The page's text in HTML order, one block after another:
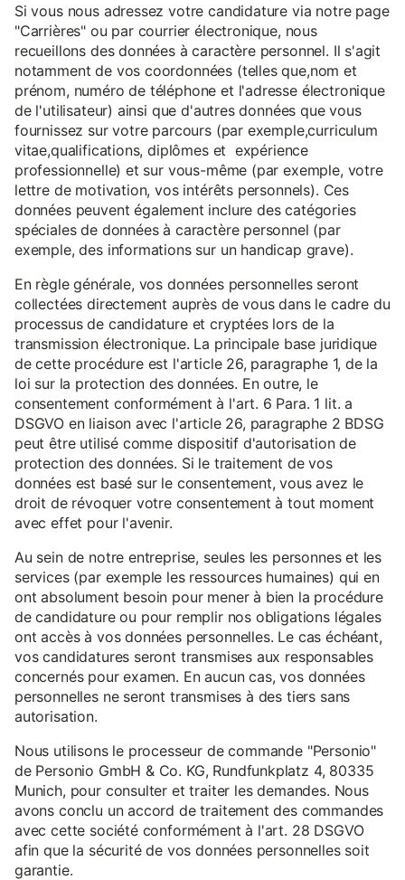
Si vous nous adressez votre candidature via notre page
"Carrières" ou par courrier électronique, nous
recueillons des données à caractère personnel. Il s'agit
notamment de vos coordonnées (telles que,nom et
prénom, numéro de téléphone et l'adresse électronique
de l'utilisateur) ainsi que d'autres données que vous
fournissez sur votre parcours (par exemple,curriculum
vitae,qualifications, diplômes et expérience
professionnelle) et sur vous-même (par exemple, votre
lettre de motivation, vos intérêts personnels). Ces
données peuvent également inclure des catégories
spéciales de données à caractère personnel (par
exemple, des informations sur un handicap grave).
En règle générale, vos données personnelles seront
collectées directement auprès de vous dans le cadre du
processus de candidature et cryptées lors de la
transmission électronique. La principale base juridique
de cette procédure est l'article 26, paragraphe 1, de la
loi sur la protection des données. En outre, le
consentement conformément à l'art. 6 Para. 1 lit. a
DSGVO en liaison avec l'article 26, paragraphe 2 BDSG
peut être utilisé comme dispositif d'autorisation de
protection des données. Si le traitement de vos
données est basé sur le consentement, vous avez le
droit de révoquer votre consentement à tout moment
avec effet pour l'avenir.
Au sein de notre entreprise, seules les personnes et les
services (par exemple les ressources humaines) qui en
ont absolument besoin pour mener à bien la procédure
de candidature ou pour remplir nos obligations légales
ont accès à vos données personnelles. Le cas échéant,
vos candidatures seront transmises aux responsables
concernés pour examen. En aucun cas, vos données
personnelles ne seront transmises à des tiers sans
autorisation.
Nous utilisons le processeur de commande "Personio"
de Personio GmbH & Co. KG, Rundfunkplatz 4, 80335
Munich, pour consulter et traiter les demandes. Nous
avons conclu un accord de traitement des commandes
avec cette société conformément à l'art. 28 DSGVO
afin que la sécurité de vos données personnelles soit
garantie.